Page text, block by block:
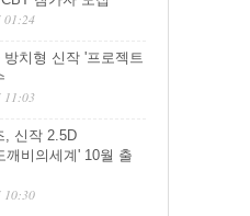
01:24
치형 신작 '프로젝트
11:03
, 신작 2.5D
깨비의세계' 10월 출
10:30